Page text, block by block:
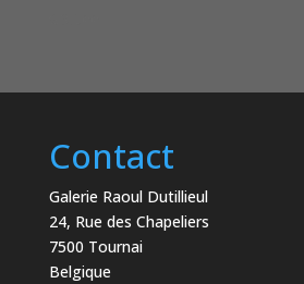
Contact
Galerie Raoul Dutillieul
24, Rue des Chapeliers
7500 Tournai
Belgique